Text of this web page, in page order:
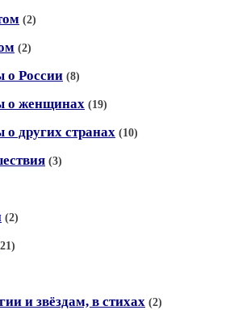
(2)
(2)
о России (8)
о женщинах (19)
других странах (10)
(3)
(2)
и звёздам, в стихах (2)